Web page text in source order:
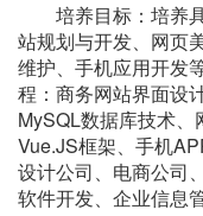
培养目标：培养
站规划与开发、网页
维护、手机应用开发
程：商务网站界面设
MySQL数据库技术、
Vue.JS框架、手机
设计公司、电商公司
软件开发、企业信息